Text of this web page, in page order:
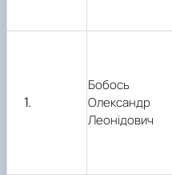
Бобось
Олександр
Леонідович